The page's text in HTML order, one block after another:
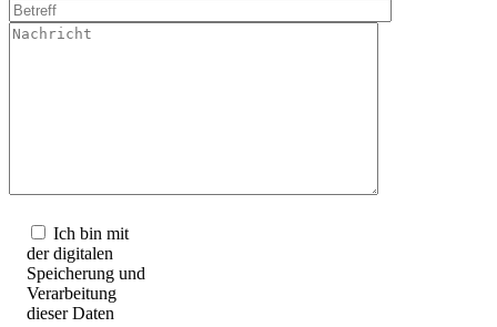
kann
deine
Nachricht
stehen.
Ich bin mit
der digitalen
Speicherung und
Verarbeitung
dieser Daten